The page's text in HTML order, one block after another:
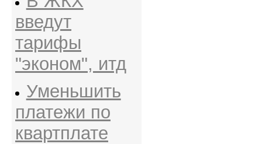
введут
тарифы
"эконом", итд
Уменьшить
платежи по
квартплате